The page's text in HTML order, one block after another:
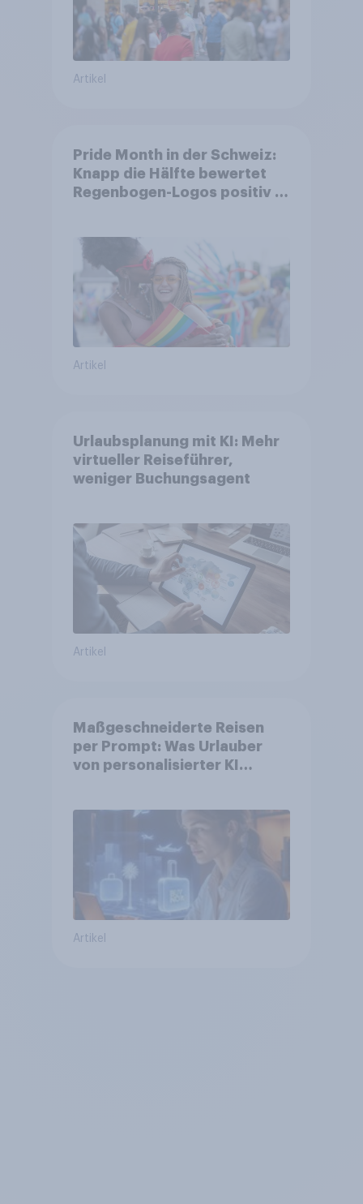
Artikel
Pride Month in der Schweiz:
Knapp die Hälfte bewertet
Regenbogen-Logos positiv –
Artikel
Urlaubsplanung mit KI: Mehr
virtueller Reiseführer,
weniger Buchungsagent
Artikel
Maßgeschneiderte Reisen
per Prompt: Was Urlauber
von personalisierter KI
bereits genutzt werden
Artikel